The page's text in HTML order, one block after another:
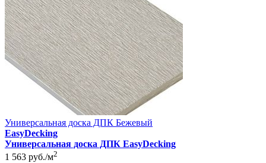
Универсальная доска ДПК Бежевый
EasyDecking
Универсальная доска ДПК EasyDecking
1 563 руб./м2